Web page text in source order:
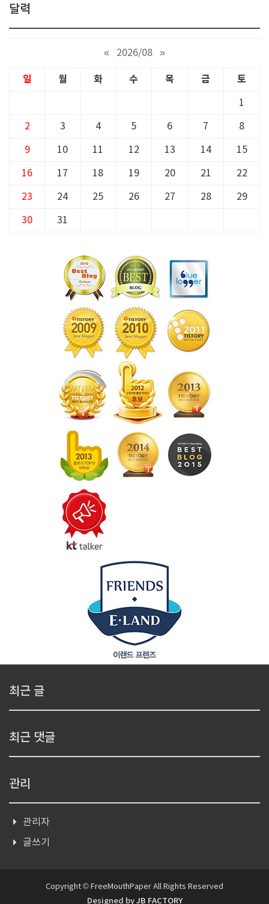
달력
« 2026/08 »
일 월 화 수 목 금 토
1
2 3 4 5 6 7 8
9 10 11 12 13 14 15
16 17 18 19 20 21 22
23 24 25 26 27 28 29
30 31
최근 글
최근 댓글
관리
관리자
글쓰기
Copyright © FreeMouthPaper All Rights Reserved
Designed byJB FACTORY